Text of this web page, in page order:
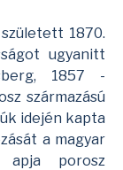
1870.
ugyanitt
1857 -
származású
idején kapta
a magyar
apja porosz